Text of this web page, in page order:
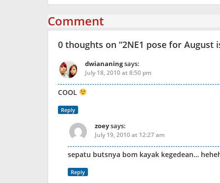
Comment
0 thoughts on “2NE1 pose for August
dwiananingsays:
July 18, 2010 at 8:50 pm
COOL
Reply
zoeysays:
July 19, 2010 at 12:27 am
sepatu butsnya bom kayak kegedean…
Reply